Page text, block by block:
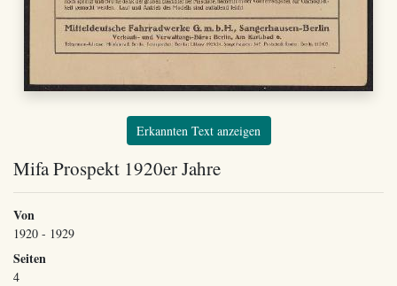
Erkannten Text anzeigen
Mifa Prospekt 1920er Jahre
Von
1920 - 1929
Seiten
4